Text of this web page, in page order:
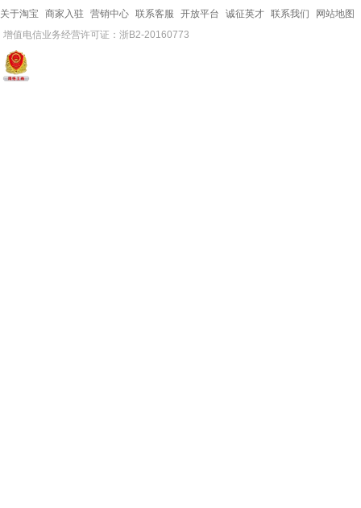
关于淘宝 商家入驻 营销中心 联系客服 开放平台 诚征英才 联系我们
网站地图
增值电信业务经营许可证：浙B2-20160773